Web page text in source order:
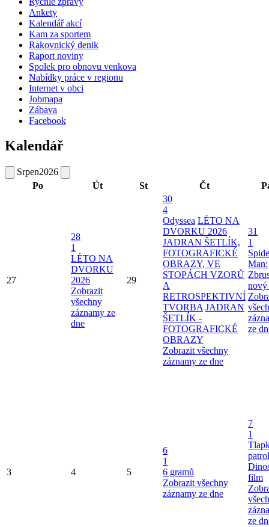
Ankety
Kalendář akcí
Kam za sportem
Rakovnický denik
Raport noviny
Spolek pro obnovu venkova
Nabídky práce v regionu
Internet v obci
Jobmapa
Zábava
Facebook
Kalendář
Srpen2026
Po
Út St Čt
27
28
1
LÉTO NA
DVORKU
2026
Zobrazit
všechny
záznamy ze
dne
29
30
4
Odyssea LÉTO NA
DVORKU 2026
JADRAN ŠETLÍK,
FOTOGRAFICKÉ
OBRAZY, VE
STOPÁCH VZORŮ
A
RETROSPEKTIVNÍ
TVORBA JADRAN
ŠETLÍK -
FOTOGRAFICKÉ
OBRAZY
Zobrazit všechny
záznamy ze dne
31
1
Man:
nový
ze
3 4 5
6
1
6 gramů
Zobrazit všechny
záznamy ze dne
7
1
film
ze